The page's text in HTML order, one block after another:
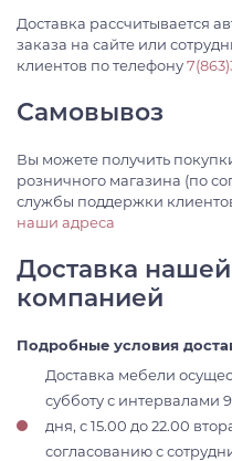
Доставка рассчитывается
заказа на сайте или
клиентов по телефону
Самовывоз
Вы можете получить
розничного магазина (по
службы поддержки
наши адреса
Доставка
компанией
Подробные условия
Доставка мебели
субботу с интервалами
дня, с 15.00 до 22.00
согласованию с